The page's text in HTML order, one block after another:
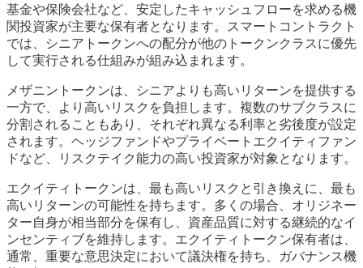
基金や保険会社など、安定したキャッシュフローを求める機
関投資家が主要な保有者となります。スマートコントラクト
では、シニアトークンへの配分が他のトークンクラスに優先
して実行される仕組みが組み込まれます。
メザニントークンは、シニアよりも高いリターンを提供する
一方で、より高いリスクを負担します。複数のサブクラスに
分割されることもあり、それぞれ異なる利率と劣後度が設定
されます。ヘッジファンドやプライベートエクイティファン
ドなど、リスクテイク能力の高い投資家が対象となります。
エクイティトークンは、最も高いリスクと引き換えに、最も
高いリターンの可能性を持ちます。多くの場合、オリジネー
ター自身が相当部分を保有し、資産品質に対する継続的なイ
ンセンティブを維持します。エクイティトークン保有者は、
通常、重要な意思決定において議決権を持ち、ガバナンス機